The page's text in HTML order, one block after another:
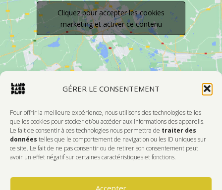
GÉRER LE CONSENTEMENT
Pour offrir la meilleure expérience, nous utilisons des technologies telles
que les cookies pour stocker et/ou accéder aux informations des appareils.
Le fait de consentir à ces technologies nous permettra de traiter des
données telles que le comportement de navigation ou les ID uniques sur
ce site. Le fait de ne pas consentir ou de retirer son consentement peut
avoir un effet négatif sur certaines caractéristiques et fonctions.
Accepter
Cliquez pour accepter les cookies
marketing et activer ce contenu
Devenir Membre
DONNEZ DE L'AMOUR À VOTRE CENTRE